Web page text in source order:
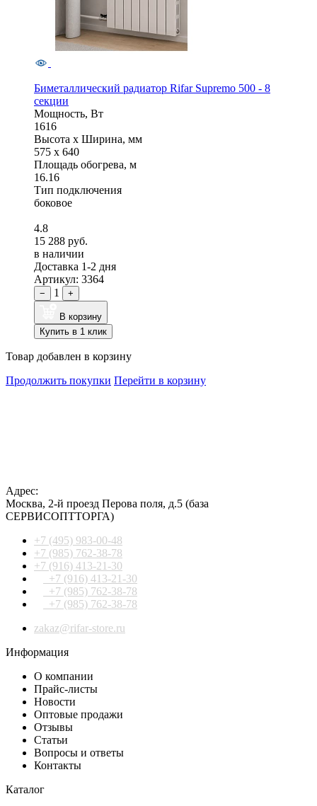
Биметаллический радиатор Rifar Supremo 500 - 8
секции
Мощность, Вт
1616
Высота x Ширина, мм
575 x 640
Площадь обогрева, м
16.16
Тип подключения
боковое
4.8
15 288 руб.
в наличии
Доставка 1-2 дня
Артикул: 3364
− 1 +
В корзину
Купить в 1 клик
Товар добавлен в корзину
Продолжить покупки Перейти в корзину
Адрес:
Москва, 2-й проезд Перова поля, д.5 (база
СЕРВИСОПТТОРГА)
+7 (495) 983-00-48
+7 (985) 762-38-78
+7 (916) 413-21-30
+7 (916) 413-21-30
+7 (985) 762-38-78
+7 (985) 762-38-78
zakaz@rifar-store.ru
Информация
О компании
Прайс-листы
Новости
Оптовые продажи
Отзывы
Статьи
Вопросы и ответы
Контакты
Каталог